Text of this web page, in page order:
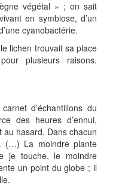
végétal » ; on sait
en symbiose, d’un
cyanobactérie.
lichen trouvait sa place
plusieurs raisons.
d’échantillons du
des heures d’ennui,
au hasard. Dans chacun
(…) La moindre plante
je touche, le moindre
un point du globe ; il